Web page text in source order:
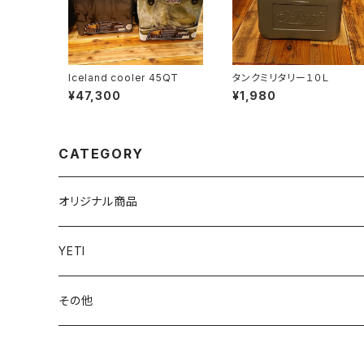
Iceland cooler 45QT
¥47,300
タンクミリタリー１０Ｌ
¥1,980
CATEGORY
オリジナル商品
YETI
その他